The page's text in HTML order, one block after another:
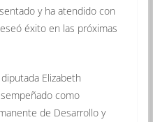
y ha atendido con
éxito en las próximas
Elizabeth
como
de Desarrollo y